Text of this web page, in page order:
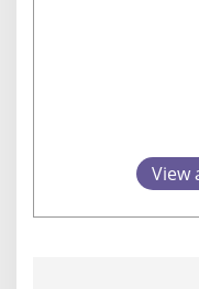
View